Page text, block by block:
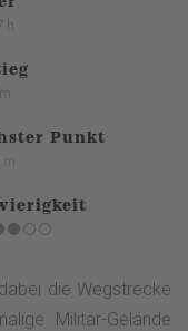
h
Punkt
m
die Wegstrecke
Militär-Gelände